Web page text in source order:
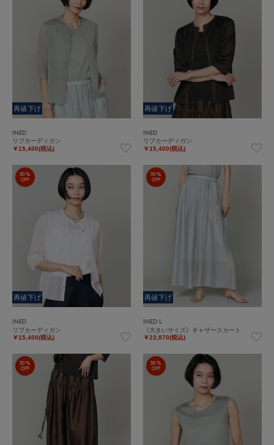
再値下げ
INED
リブカーディガン
￥15,400(税込)
再値下げ
INED
リブカーディガン
￥15,400(税込)
30%
OFF
再値下げ
INED
リブカーディガン
￥15,400(税込)
30%
OFF
再値下げ
INED L
《大きいサイズ》ギャザースカート
￥23,870(税込)
30%
OFF
30%
OFF